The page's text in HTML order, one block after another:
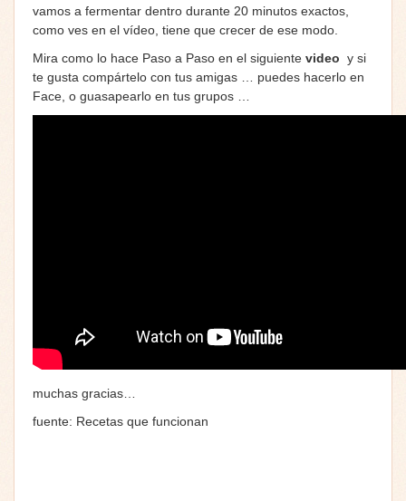
vamos a fermentar dentro durante 20 minutos exactos,
como ves en el vídeo, tiene que crecer de ese modo.
Mira como lo hace Paso a Paso en el siguiente video y si
te gusta compártelo con tus amigas … puedes hacerlo en
Face, o guasapearlo en tus grupos …
muchas gracias…
fuente: Recetas que funcionan